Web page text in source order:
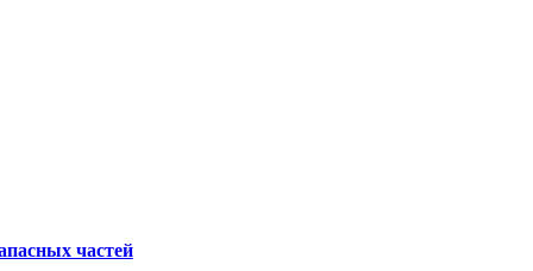
частей